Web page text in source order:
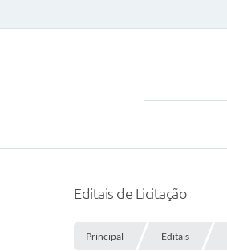
Editais de Licitação
Principal Editais